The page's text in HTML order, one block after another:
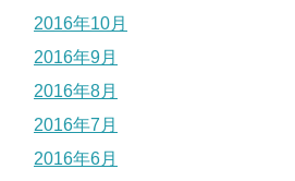
2016年10月
2016年9月
2016年8月
2016年7月
2016年6月